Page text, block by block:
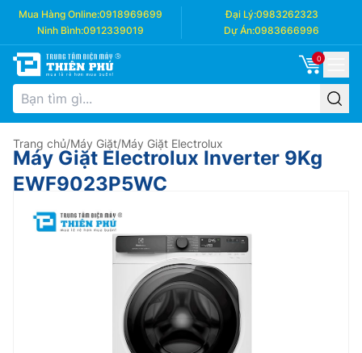
Mua Hàng Online:0918969699 Đại Lý:0983262323
Ninh Bình:0912339019 Dự Án:0983666996
0
Trang chủ/Máy Giặt/Máy Giặt Electrolux
Máy Giặt Electrolux Inverter 9Kg
EWF9023P5WC